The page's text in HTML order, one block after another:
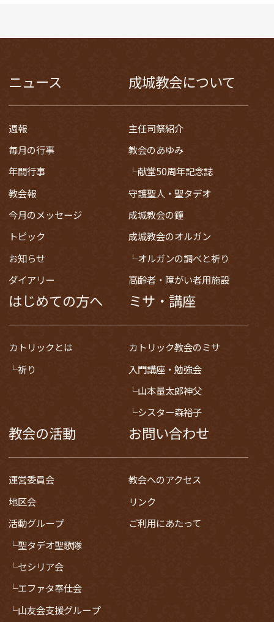
ニュース
週報
毎月の行事
年間行事
教会報
今月のメッセージ
トピック
お知らせ
ダイアリー
成城教会について
主任司祭紹介
教会のあゆみ
献堂50周年記念誌
守護聖人・聖タデオ
成城教会の鐘
成城教会のオルガン
オルガンの調べと祈り
高齢者・障がい者用施設
はじめての方へ
カトリックとは
祈り
ミサ・講座
カトリック教会のミサ
入門講座・勉強会
山本量太郎神父
シスター森裕子
教会の活動
運営委員会
地区会
活動グループ
聖タデオ聖歌隊
セシリア会
エファタ奉仕会
山友会支援グループ
お問い合わせ
教会へのアクセス
リンク
ご利用にあたって